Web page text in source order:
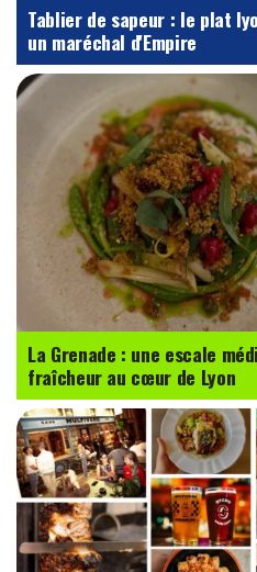
Tablier de sapeur : le plat
un maréchal d'Empire
La Grenade : une escale
fraîcheur au cœur de Lyon